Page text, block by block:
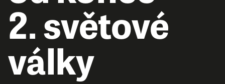
2. světové
války